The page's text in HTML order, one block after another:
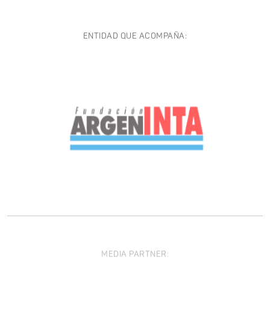
ENTIDAD QUE ACOMPAÑA:
MEDIA PARTNER: